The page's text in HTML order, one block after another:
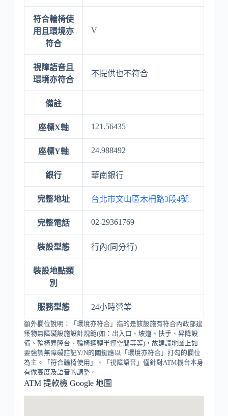
符合輪椅使
用且環境亦
符合
V
視障語音且
環境亦符合
不提供也不符合
備註
座標X軸 121.56435
座標Y軸 24.988492
銀行 華南銀行
完整地址 台北市文山區木柵路3段4號
完整電話 02-29361769
裝設型態 行內(同分行)
裝設地點類
別
服務型態 24小時營業
額外欄位說明：「環境亦符合」指的是該設施有符合內政部建
築物無障礙設施設計規範(如：出入口、坡道、扶手、昇降設
備、輪椅昇降台、輪椅迴轉半徑空間等等)，故建議地圖上如
要強調無障礙註記Y/N的關鍵應以「環境亦符合」打勾的欄位
為主。「符合輪椅使用」、「視障語音」僅針對ATM機台本身
有做高度及語音的調整。
ATM 提款機 Google 地圖